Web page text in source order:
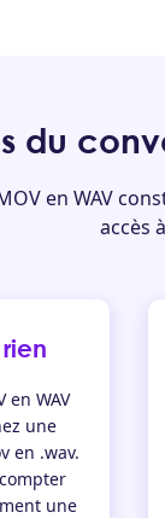
du
en WAV
accès
WAV
une
en .wav.
une